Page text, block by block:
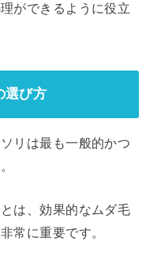
ができるように役立
選び方
リは最も一般的かつ
は、効果的なムダ毛
常に重要です。